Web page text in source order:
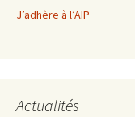
J’adhère à l’AIP
Actualités